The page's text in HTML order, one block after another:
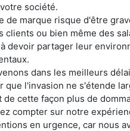
société.
de marque risque d'être
clients ou bien même des
devoir partager leur
dans les meilleurs
que l'invasion ne s'étende
de cette façon plus de
compter sur notre
en urgence, car nous